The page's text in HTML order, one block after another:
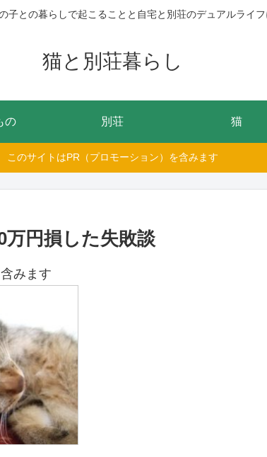
との暮らしで起こることと自宅と別荘のデュアルライ
猫と別荘暮らし
の 別荘 猫
このサイトはPR（プロモーション）を含みます
円損した失敗談
みます